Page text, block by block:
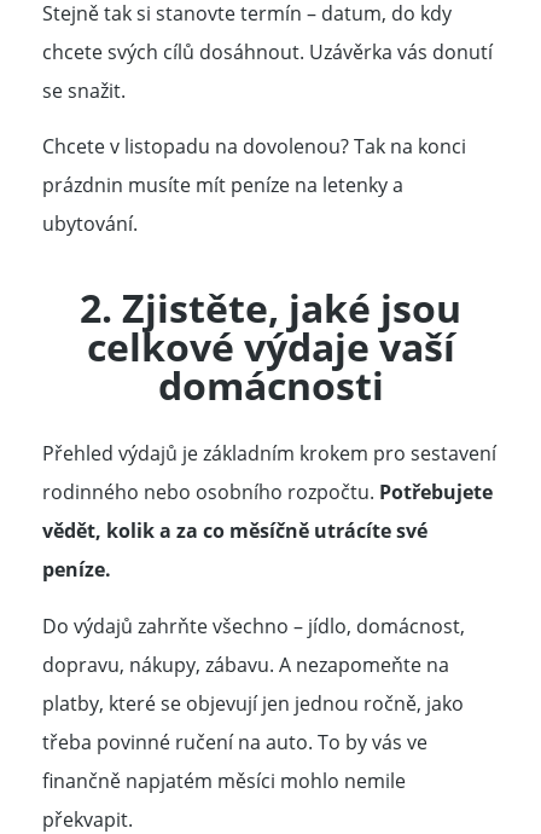
Stejně tak si stanovte termín – datum, do kdy
chcete svých cílů dosáhnout. Uzávěrka vás donutí
se snažit.
Chcete v listopadu na dovolenou? Tak na konci
prázdnin musíte mít peníze na letenky a
ubytování.
2. Zjistěte, jaké jsou
celkové výdajevaší
domácnosti
Přehled výdajů je základním krokem pro sestavení
rodinného nebo osobního rozpočtu. Potřebujete
vědět, kolik a za co měsíčně utrácíte své
peníze.
Do výdajů zahrňte všechno – jídlo, domácnost,
dopravu, nákupy, zábavu. A nezapomeňte na
platby, které se objevují jen jednou ročně, jako
třeba povinné ručení na auto. To by vás ve
finančně napjatém měsíci mohlo nemile
překvapit.